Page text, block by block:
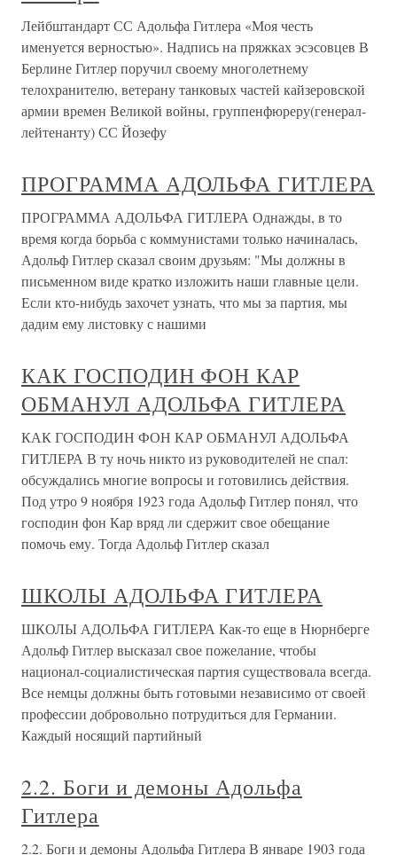
Лейбштандарт СС Адольфа Гитлера «Моя честь
именуется верностью». Надпись на пряжках эсэсовцев В
Берлине Гитлер поручил своему многолетнему
телохранителю, ветерану танковых частей кайзеровской
армии времен Великой войны, группенфюреру(генерал-
лейтенанту) СС Йозефу
ПРОГРАММА АДОЛЬФА ГИТЛЕРА
ПРОГРАММА АДОЛЬФА ГИТЛЕРА Однажды, в то
время когда борьба с коммунистами только начиналась,
Адольф Гитлер сказал своим друзьям: "Мы должны в
письменном виде кратко изложить наши главные цели.
Если кто-нибудь захочет узнать, что мы за партия, мы
дадим ему листовку с нашими
КАК ГОСПОДИН ФОН КАР
ОБМАНУЛ АДОЛЬФА ГИТЛЕРА
КАК ГОСПОДИН ФОН КАР ОБМАНУЛ АДОЛЬФА
ГИТЛЕРА В ту ночь никто из руководителей не спал:
обсуждались многие вопросы и готовились действия.
Под утро 9 ноября 1923 года Адольф Гитлер понял, что
господин фон Кар вряд ли сдержит свое обещание
помочь ему. Тогда Адольф Гитлер сказал
ШКОЛЫ АДОЛЬФА ГИТЛЕРА
ШКОЛЫ АДОЛЬФА ГИТЛЕРА Как-то еще в Нюрнберге
Адольф Гитлер высказал свое пожелание, чтобы
национал-социалистическая партия существовала всегда.
Все немцы должны быть готовыми независимо от своей
профессии добровольно потрудиться для Германии.
Каждый носящий партийный
2.2. Боги и демоны Адольфа
Гитлера
2.2. Боги и демоны Адольфа Гитлера В январе 1903 года